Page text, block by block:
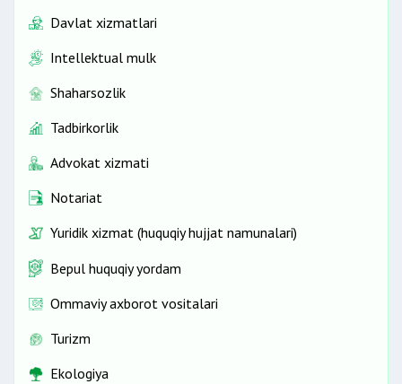
Davlat xizmatlari
Intellektual mulk
Shaharsozlik
Tadbirkorlik
Advokat xizmati
Notariat
Yuridik xizmat (huquqiy hujjat namunalari)
Bepul huquqiy yordam
Ommaviy axborot vositalari
Turizm
Ekologiya